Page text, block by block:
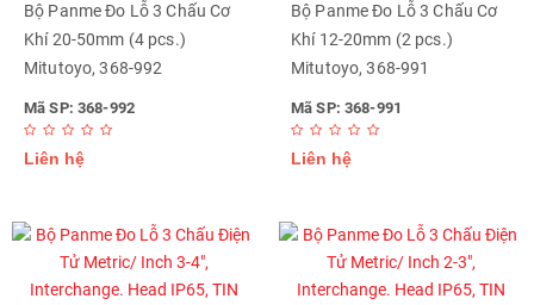
Bộ Panme Đo Lỗ 3 Chấu Cơ
Khí 20-50mm (4 pcs.)
Mitutoyo, 368-992
Mã SP: 368-992
Liên hệ
Bộ Panme Đo Lỗ 3 Chấu Cơ
Khí 12-20mm (2 pcs.)
Mitutoyo, 368-991
Mã SP: 368-991
Liên hệ